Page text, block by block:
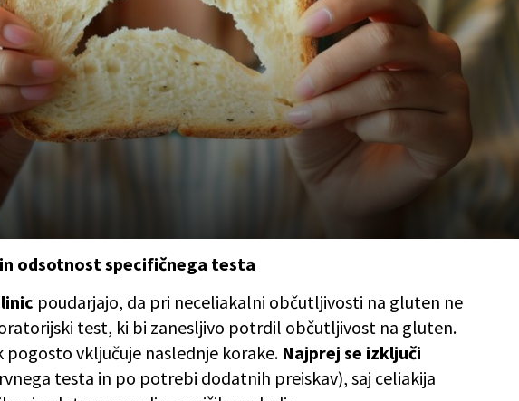
odsotnost specifičnega testa
poudarjajo, da pri neceliakalni občutljivosti na gluten ne
test, ki bi zanesljivo potrdil občutljivost na gluten.
vključuje naslednje korake. Najprej se izključi
testa in po potrebi dodatnih preiskav), saj celiakija